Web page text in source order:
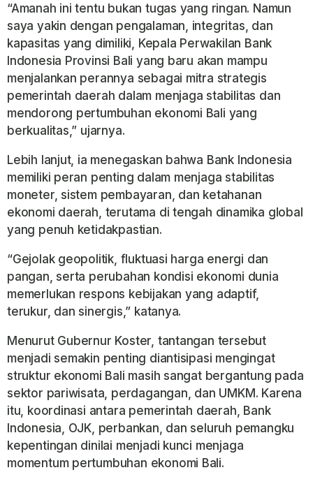
“Amanah ini tentu bukan tugas yang ringan. Namun
saya yakin dengan pengalaman, integritas, dan
kapasitas yang dimiliki, Kepala Perwakilan Bank
Indonesia Provinsi Bali yang baru akan mampu
menjalankan perannya sebagai mitra strategis
pemerintah daerah dalam menjaga stabilitas dan
mendorong pertumbuhan ekonomi Bali yang
berkualitas,” ujarnya.
Lebih lanjut, ia menegaskan bahwa Bank Indonesia
memiliki peran penting dalam menjaga stabilitas
moneter, sistem pembayaran, dan ketahanan
ekonomi daerah, terutama di tengah dinamika global
yang penuh ketidakpastian.
“Gejolak geopolitik, fluktuasi harga energi dan
pangan, serta perubahan kondisi ekonomi dunia
memerlukan respons kebijakan yang adaptif,
terukur, dan sinergis,” katanya.
Menurut Gubernur Koster, tantangan tersebut
menjadi semakin penting diantisipasi mengingat
struktur ekonomi Bali masih sangat bergantung pada
sektor pariwisata, perdagangan, dan UMKM. Karena
itu, koordinasi antara pemerintah daerah, Bank
Indonesia, OJK, perbankan, dan seluruh pemangku
kepentingan dinilai menjadi kunci menjaga
momentum pertumbuhan ekonomi Bali.